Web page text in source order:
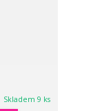
Skladem 9 ks